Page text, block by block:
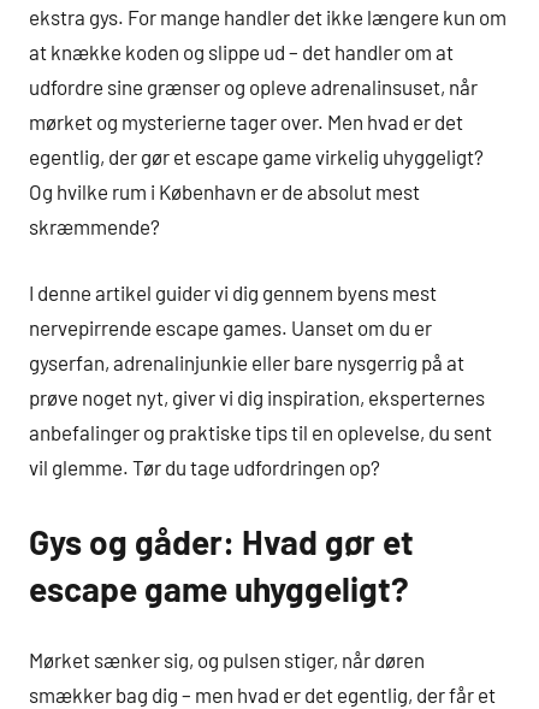
ekstra gys. For mange handler det ikke længere kun om
at knække koden og slippe ud – det handler om at
udfordre sine grænser og opleve adrenalinsuset, når
mørket og mysterierne tager over. Men hvad er det
egentlig, der gør et escape game virkelig uhyggeligt?
Og hvilke rum i København er de absolut mest
skræmmende?
I denne artikel guider vi dig gennem byens mest
nervepirrende escape games. Uanset om du er
gyserfan, adrenalinjunkie eller bare nysgerrig på at
prøve noget nyt, giver vi dig inspiration, eksperternes
anbefalinger og praktiske tips til en oplevelse, du sent
vil glemme. Tør du tage udfordringen op?
Gys og gåder: Hvad gør et
escape game uhyggeligt?
Mørket sænker sig, og pulsen stiger, når døren
smækker bag dig – men hvad er det egentlig, der får et